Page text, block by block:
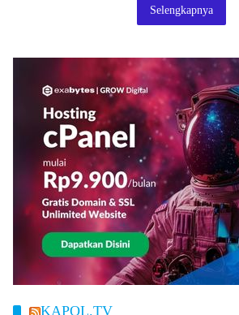
Selengkapnya
KAPOL.TV